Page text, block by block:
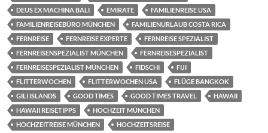
DEUS EX MACHINA BALI
EMIRATE
FAMILIENREISE USA
FAMILIENREISEBÜRO MÜNCHEN
FAMILIENURLAUB COSTA RICA
FERNREISE
FERNREISE EXPERTE
FERNREISE SPEZIALIST
FERNREISENSPEZIALIST MÜNCHEN
FERNREISESPEZIALIST
FERNREISESPEZIALIST MÜNCHEN
FIDSCHI
FIJI
FLITTERWOCHEN
FLITTERWOCHEN USA
FLÜGE BANGKOK
GILI ISLANDS
GOOD TIMES GOOD TIMES TRAVEL
HAWAII
HAWAII REISETIPPS
HOCHZEIT MÜNCHEN
HOCHZEITREISE MÜNCHEN
HOCHZEITSREISE